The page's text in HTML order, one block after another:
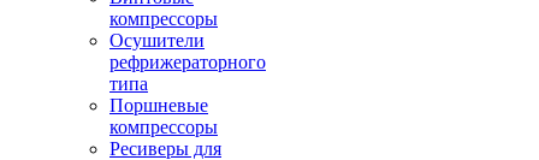
компрессоры
Осушители
рефрижераторного
типа
Поршневые
компрессоры
Ресиверы для